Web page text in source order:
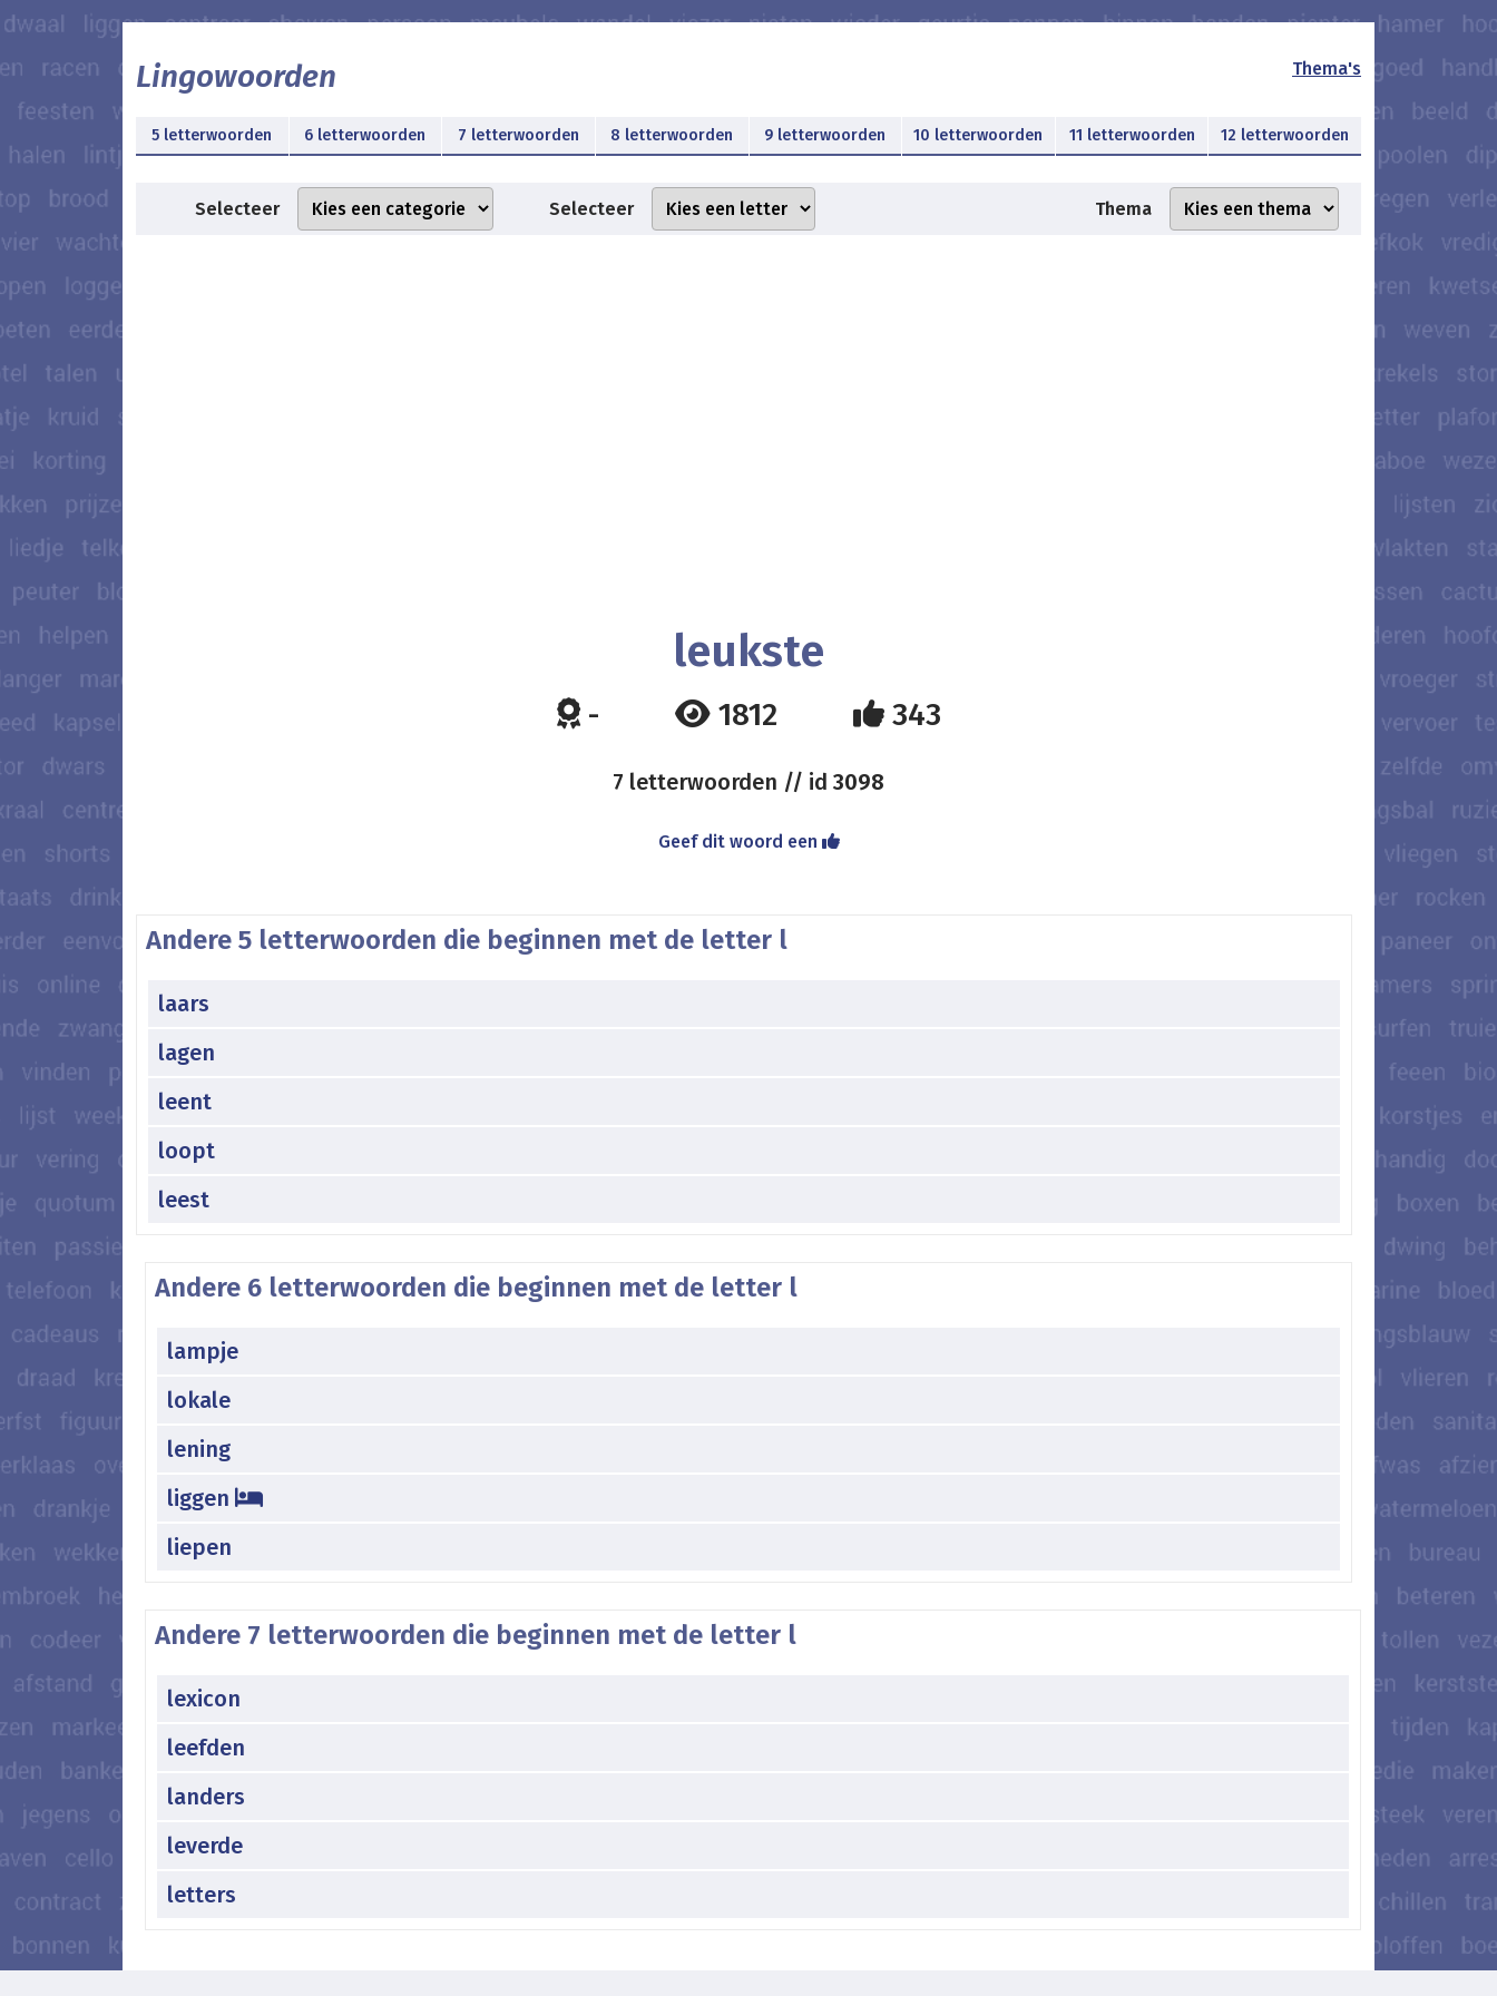
Lingowoorden Thema's
5 letterwoorden 6 letterwoorden 7 letterwoorden 8 letterwoorden 9 letterwoorden 10 letterwoorden 11 letterwoorden 12 letterwoorden
Selecteer Selecteer Thema
leukste
- 1812 343
7 letterwoorden // id 3098
Geef dit woord een
Andere 5 letterwoorden die beginnen met de letter l
laars
lagen
leent
loopt
leest
Andere 6 letterwoorden die beginnen met de letter l
lampje
lokale
lening
liggen
liepen
Andere 7 letterwoorden die beginnen met de letter l
lexicon
leefden
landers
leverde
letters